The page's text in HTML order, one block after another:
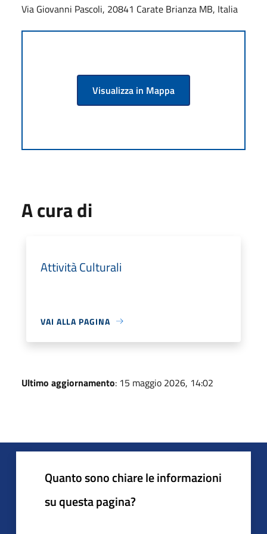
Via Giovanni Pascoli, 20841 Carate Brianza MB, Italia
Visualizza in Mappa
A cura di
Attività Culturali
VAI ALLA PAGINA
Ultimo aggiornamento: 15 maggio 2026, 14:02
Quanto sono chiare le informazioni
su questa pagina?